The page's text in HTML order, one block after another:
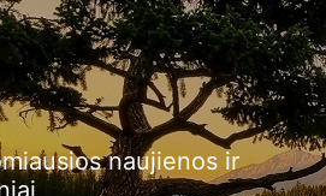
naujienos ir